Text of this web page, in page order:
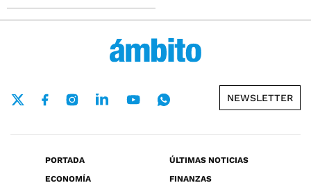
NEWSLETTER
PORTADA
ÚLTIMAS NOTICIAS
ECONOMÍA
FINANZAS